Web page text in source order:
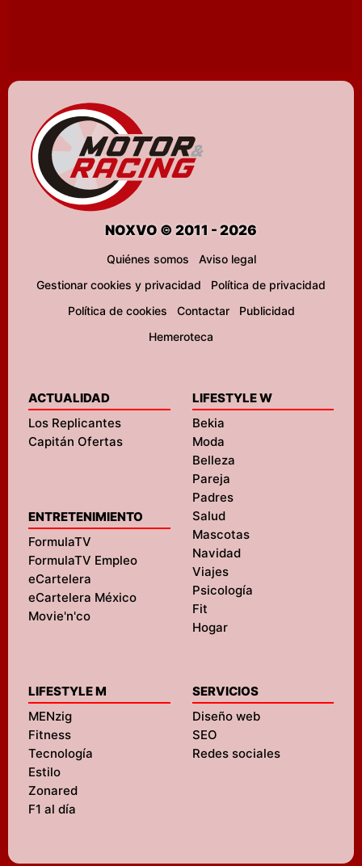
NOXVO © 2011 - 2026
Quiénes somos
Aviso legal
Gestionar cookies y privacidad
Política de privacidad
Política de cookies
Contactar
Publicidad
Hemeroteca
ACTUALIDAD
Los Replicantes
Capitán Ofertas
ENTRETENIMIENTO
FormulaTV
FormulaTV Empleo
eCartelera
eCartelera México
Movie'n'co
LIFESTYLE W
Bekia
Moda
Belleza
Pareja
Padres
Salud
Mascotas
Navidad
Viajes
Psicología
Fit
Hogar
LIFESTYLE M
MENzig
Fitness
Tecnología
Estilo
Zonared
F1 al día
SERVICIOS
Diseño web
SEO
Redes sociales